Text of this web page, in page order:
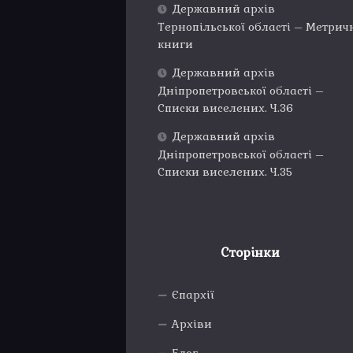
Державний архів
Тернопільської області –
книги
Державний архів
Дніпропетровської області –
Списки виселених. Ч.36
Державний архів
Дніпропетровської області –
Списки виселених. Ч.35
Сторінки
Єпархії
Архіви